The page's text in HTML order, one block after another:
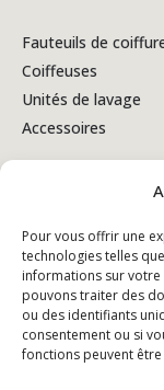
Pour vous offrir une
technologies telles
informations sur votre
pouvons traiter des
ou des identifiants
consentement ou si
fonctions peuvent
Fauteuils de
Coiffeuses
Unités de lavage
Accessoires
Conditions
Politique de
Politique en